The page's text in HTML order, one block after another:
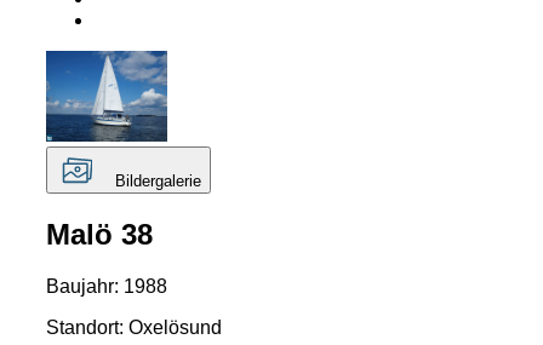
Bildergalerie
Malö 38
Baujahr: 1988
Standort: Oxelösund